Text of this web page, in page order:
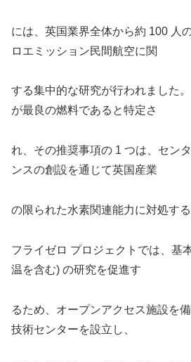
には、英国業界全体から約 100 人
ロエミッション民間航空に関
する集中的な研究が行われました
が最良の燃料であると特定さ
れ、その推奨事項の 1 つは、セン
ンスの創設を通じて英国産業
の限られた水素関連能力に対処する
フライゼロ プロジェクトでは、基
温を含む) の研究を促進す
るため、オープンアクセス施設を
技術センターを設立し、